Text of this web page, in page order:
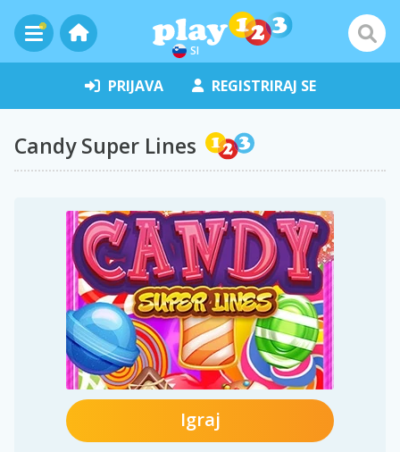
SI
PRIJAVA REGISTRIRAJ SE
Candy Super Lines
Igraj